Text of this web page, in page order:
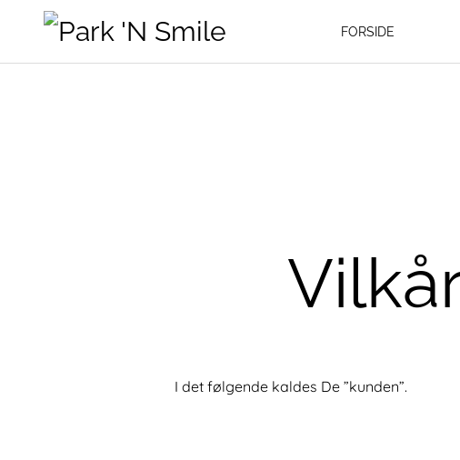
FORSIDE
I det følgende kaldes De ”kunden”.